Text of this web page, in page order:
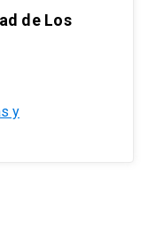
de Los
y